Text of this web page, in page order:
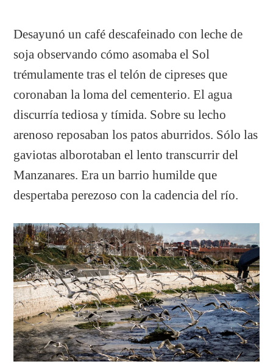
Desayunó un café descafeinado con leche de
soja observando cómo asomaba el Sol
trémulamente tras el telón de cipreses que
coronaban la loma del cementerio. El agua
discurría tediosa y tímida. Sobre su lecho
arenoso reposaban los patos aburridos. Sólo las
gaviotas alborotaban el lento transcurrir del
Manzanares. Era un barrio humilde que
despertaba perezoso con la cadencia del río.